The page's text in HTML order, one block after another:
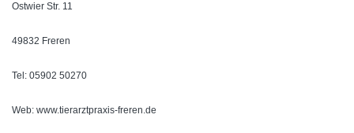
Ostwier Str. 11
49832 Freren
Tel: 05902 50270
Web: www.tierarztpraxis-freren.de